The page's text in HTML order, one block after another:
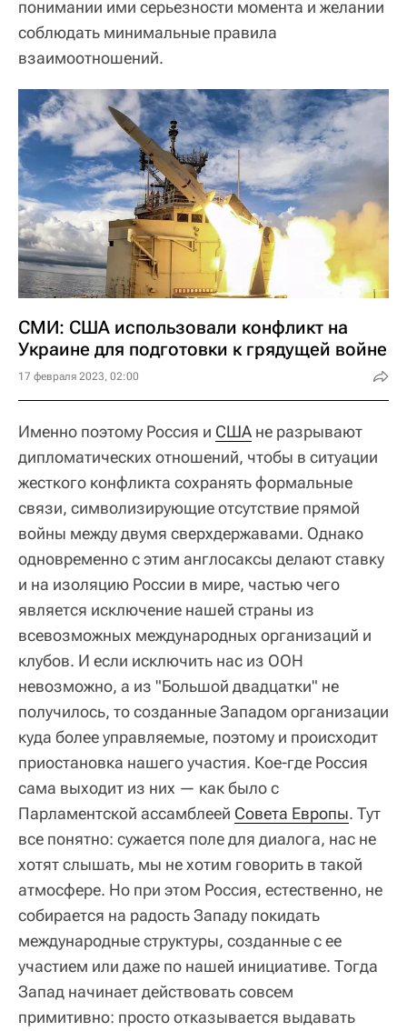
понимании ими серьезности момента и желании
соблюдать минимальные правила
взаимоотношений.
СМИ: США использовали конфликт на
Украине для подготовки к грядущей войне
17 февраля 2023, 02:00
Именно поэтому Россия и США не разрывают
дипломатических отношений, чтобы в ситуации
жесткого конфликта сохранять формальные
связи, символизирующие отсутствие прямой
войны между двумя сверхдержавами. Однако
одновременно с этим англосаксы делают ставку
и на изоляцию России в мире, частью чего
является исключение нашей страны из
всевозможных международных организаций и
клубов. И если исключить нас из ООН
невозможно, а из "Большой двадцатки" не
получилось, то созданные Западом организации
куда более управляемые, поэтому и происходит
приостановка нашего участия. Кое-где Россия
сама выходит из них — как было с
Парламентской ассамблеей Совета Европы. Тут
все понятно: сужается поле для диалога, нас не
хотят слышать, мы не хотим говорить в такой
атмосфере. Но при этом Россия, естественно, не
собирается на радость Западу покидать
международные структуры, созданные с ее
участием или даже по нашей инициативе. Тогда
Запад начинает действовать совсем
примитивно: просто отказывается выдавать